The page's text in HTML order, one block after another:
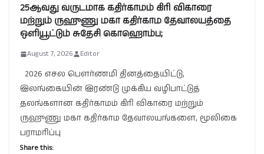
25ஆவது வருடமாக கதிர்காமம் கிரி விகாரை
மற்றும் ருஹுணு மகா கதிர்காம தேவாலயத்தை
ஒளியூட்டும் சுதேசி கொஹொம்ப;
August 7, 2026 Editor
2026 எசல பௌர்ணமி தினத்தையிட்டு,
இலங்கையின் இரண்டு முக்கிய வழிபாட்டுத்
தலங்களான கதிர்காமம் கிரி விகாரை மற்றும்
ருஹுணு மகா கதிர்காம தேவாலயங்களை, மூலிகை
பராமரிப்பு
Share this: